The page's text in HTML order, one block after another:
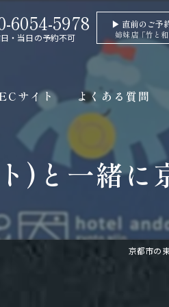
6054-5978
・当日の予約不可
▶ 直前のご予
姉妹店「竹と和
サイト よくある質問
)と一緒に
京都市の